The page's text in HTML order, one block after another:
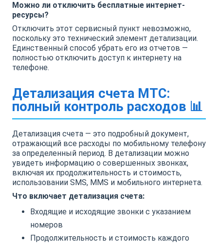
Можно ли отключить бесплатные интернет-
ресурсы?
Отключить этот сервисный пункт невозможно,
поскольку это технический элемент детализации.
Единственный способ убрать его из отчетов —
полностью отключить доступ к интернету на
телефоне.
Детализация счета МТС:
полный контроль расходов 📊
Детализация счета — это подробный документ,
отражающий все расходы по мобильному телефону
за определенный период. В детализации можно
увидеть информацию о совершенных звонках,
включая их продолжительность и стоимость,
использовании SMS, MMS и мобильного интернета.
Что включает детализация счета:
Входящие и исходящие звонки с указанием
номеров
Продолжительность и стоимость каждого